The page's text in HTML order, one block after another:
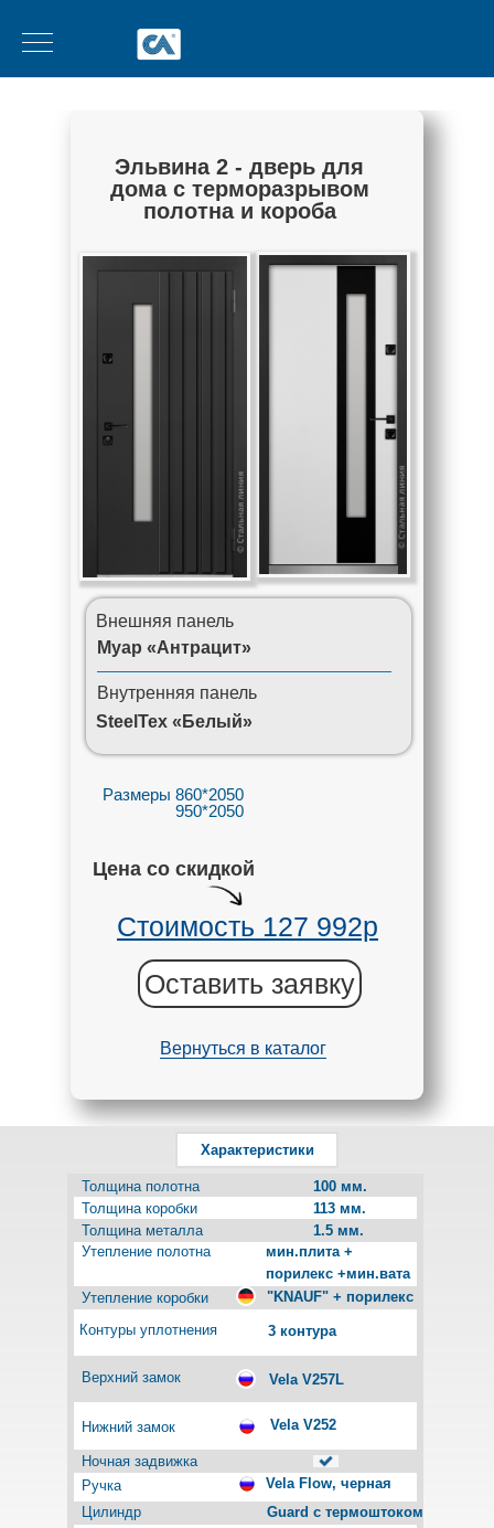
Эльвина 2 - дверь для
дома с терморазрывом
полотна и короба
SteelTex «Белый»
Внешняя панель
Внутренняя панель
Муар «Антрацит»
Стоимость 127 992р
Вернуться в каталог
Размеры 860*2050
950*2050
Оставить заявку
Цена со скидкой
Толщина полотна
Толщина коробки
Толщина металла
Утепление полотна
Контуры уплотнения
Верхний замок
Нижний замок
Ночная задвижка
Ручка
Цилиндр
100 мм.
113 мм.
1.5 мм.
мин.плита +
порилекс +мин.вата
3 контура
Vela Flow, черная
Guard с термоштоком
Характеристики
Vela V257L
Vela V252
Утепление коробки "KNAUF" + порилекс